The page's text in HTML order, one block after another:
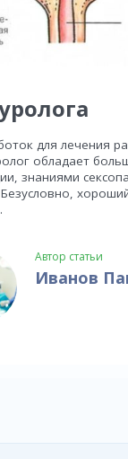
для лечения
обладает
знаниями
Автор статьи
Иванов